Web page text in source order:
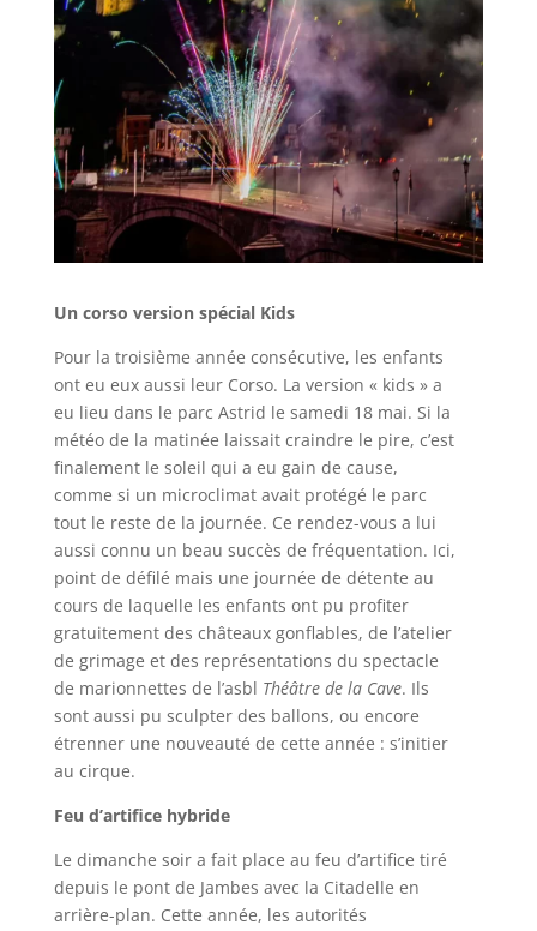
Un corso version spécial Kids
Pour la troisième année consécutive, les enfants
ont eu eux aussi leur Corso. La version « kids » a
eu lieu dans le parc Astrid le samedi 18 mai. Si la
météo de la matinée laissait craindre le pire, c’est
finalement le soleil qui a eu gain de cause,
comme si un microclimat avait protégé le parc
tout le reste de la journée. Ce rendez-vous a lui
aussi connu un beau succès de fréquentation. Ici,
point de défilé mais une journée de détente au
cours de laquelle les enfants ont pu profiter
gratuitement des châteaux gonflables, de l’atelier
de grimage et des représentations du spectacle
de marionnettes de l’asbl Théâtre de la Cave. Ils
sont aussi pu sculpter des ballons, ou encore
étrenner une nouveauté de cette année : s’initier
au cirque.
Feu d’artifice hybride
Le dimanche soir a fait place au feu d’artifice tiré
depuis le pont de Jambes avec la Citadelle en
arrière-plan. Cette année, les autorités